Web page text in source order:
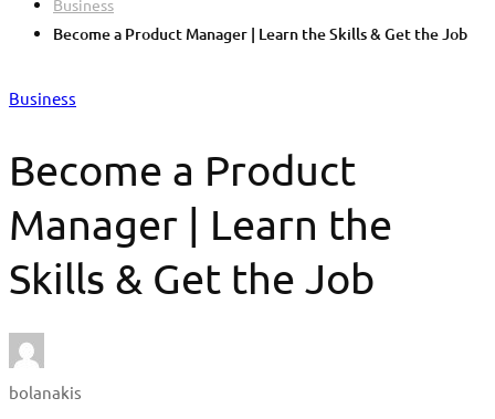
Business
Become a Product Manager | Learn the Skills & Get the Job
Business
Become a Product
Manager | Learn the
Skills & Get the Job
bolanakis